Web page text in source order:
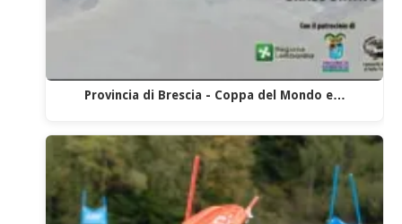
Provincia di Brescia - Coppa del Mondo e…